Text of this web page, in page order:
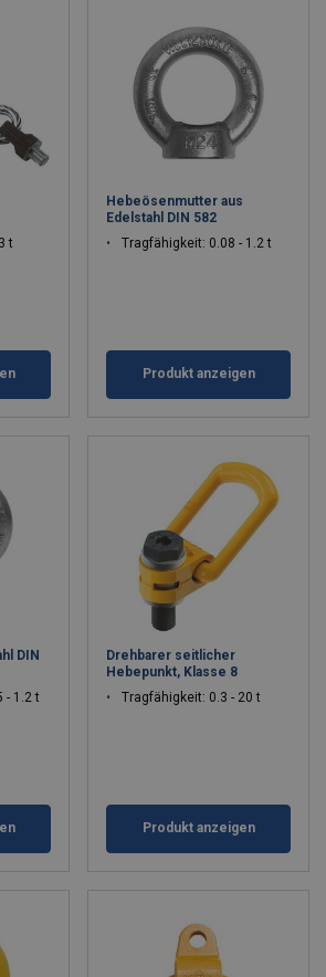
t
Hebeösenmutter aus
Edelstahl DIN 582
Tragfähigkeit: 0.08 - 1.2 t
Produkt anzeigen
DIN
- 1.2 t
Drehbarer seitlicher
Hebepunkt, Klasse 8
Tragfähigkeit: 0.3 - 20 t
Produkt anzeigen